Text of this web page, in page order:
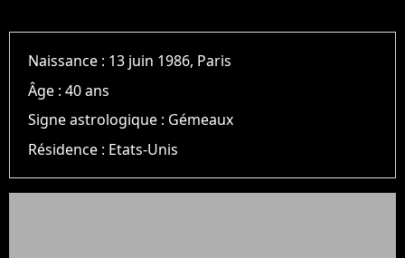
Naissance : 13 juin 1986, Paris
Âge :40 ans
Signe astrologique : Gémeaux
Résidence : Etats-Unis